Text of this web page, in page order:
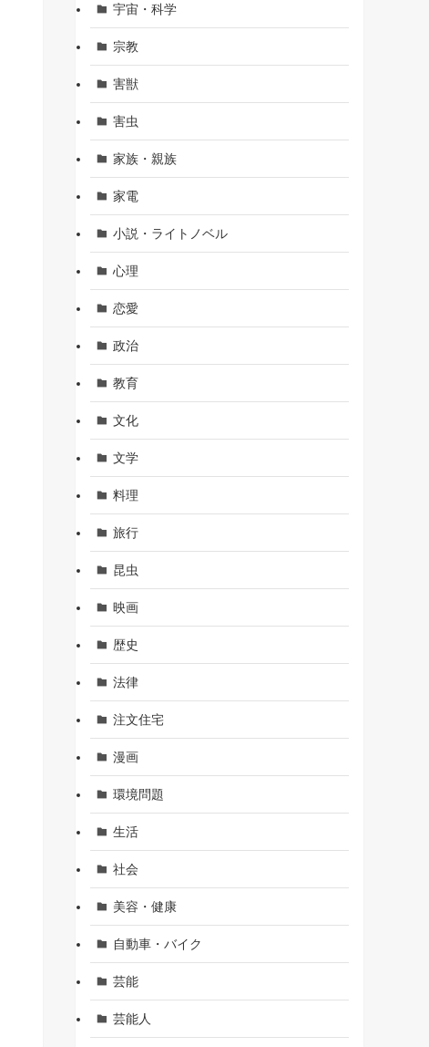
宇宙・科学
宗教
害獣
害虫
家族・親族
家電
小説・ライトノベル
心理
恋愛
政治
教育
文化
文学
料理
旅行
昆虫
映画
歴史
法律
注文住宅
漫画
環境問題
生活
社会
美容・健康
自動車・バイク
芸能
芸能人